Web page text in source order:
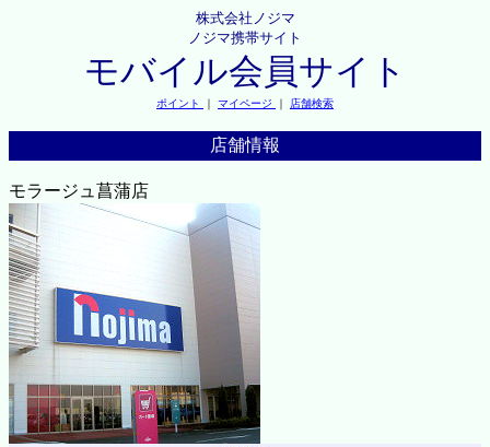
株式会社ノジマ
ノジマ携帯サイト
モバイル会員サイト
ポイント ｜ マイページ ｜ 店舗検索
店舗情報
モラージュ菖蒲店